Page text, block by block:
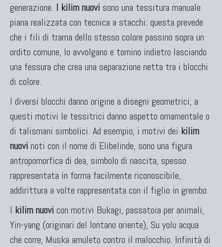
generazione. I kilim nuovi sono una tessitura manuale
piana realizzata con tecnica a stacchi; questa prevede
che i fili di trama dello stesso colore passino sopra un
ordito comune, lo avvolgano e tornino indietro lasciando
una fessura che crea una separazione netta tra i blocchi
di colore.
I diversi blocchi danno origine a disegni geometrici, a
questi motivi le tessitrici danno aspetto ornamentale o
di talismani simbolici. Ad esempio, i motivi dei kilim
nuovi noti con il nome di Elibelinde, sono una figura
antropomorfica di dea, simbolo di nascita, spesso
rappresentata in forma facilmente riconoscibile,
addirittura a volte rappresentata con il figlio in grembo.
I kilim nuovi con motivi Bukagi, passatoia per animali,
Yin-yang (originari del lontano oriente), Su yolu acqua
che corre, Muska amuleto contro il malocchio. Infinità di